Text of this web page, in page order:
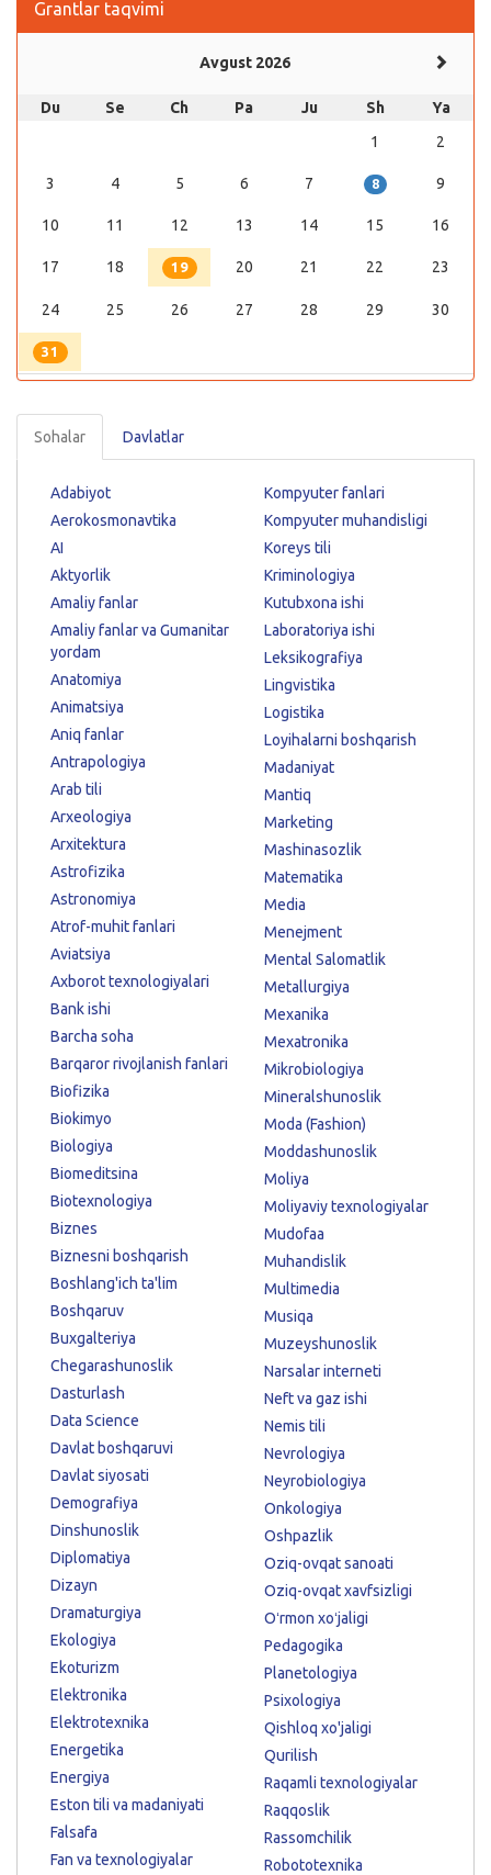
Grantlar taqvimi
Avgust 2026
Du Se Ch Pa Ju Sh
Ya
1
2
3 4 5 6 7 8 9
10 11 12 13 14 15 16
17 18 19 20 21 22 23
24 25 26 27 28 29 30
31
Sohalar Davlatlar
Adabiyot
Aerokosmonavtika
AI
Aktyorlik
Amaliy fanlar
Amaliy fanlar va Gumanitar
yordam
Anatomiya
Animatsiya
Aniq fanlar
Antrapologiya
Arab tili
Arxeologiya
Arxitektura
Astrofizika
Astronomiya
Atrof-muhit fanlari
Aviatsiya
Axborot texnologiyalari
Bank ishi
Barcha soha
Barqaror rivojlanish fanlari
Biofizika
Biokimyo
Biologiya
Biomeditsina
Biotexnologiya
Biznes
Biznesni boshqarish
Boshlang'ich ta'lim
Boshqaruv
Buxgalteriya
Chegarashunoslik
Dasturlash
Data Science
Davlat boshqaruvi
Davlat siyosati
Demografiya
Dinshunoslik
Diplomatiya
Dizayn
Dramaturgiya
Ekologiya
Ekoturizm
Elektronika
Elektrotexnika
Energetika
Energiya
Eston tili va madaniyati
Falsafa
Fan va texnologiyalar
Kompyuter fanlari
Kompyuter muhandisligi
Koreys tili
Kriminologiya
Kutubxona ishi
Laboratoriya ishi
Leksikografiya
Lingvistika
Logistika
Loyihalarni boshqarish
Madaniyat
Mantiq
Marketing
Mashinasozlik
Matematika
Media
Menejment
Mental Salomatlik
Metallurgiya
Mexanika
Mexatronika
Mikrobiologiya
Mineralshunoslik
Moda (Fashion)
Moddashunoslik
Moliya
Moliyaviy texnologiyalar
Mudofaa
Muhandislik
Multimedia
Musiqa
Muzeyshunoslik
Narsalar interneti
Neft va gaz ishi
Nemis tili
Nevrologiya
Neyrobiologiya
Onkologiya
Oshpazlik
Oziq-ovqat sanoati
Oziq-ovqat xavfsizligi
Oʻrmon xoʻjaligi
Pedagogika
Planetologiya
Psixologiya
Qishloq xo'jaligi
Qurilish
Raqamli texnologiyalar
Raqqoslik
Rassomchilik
Robototexnika